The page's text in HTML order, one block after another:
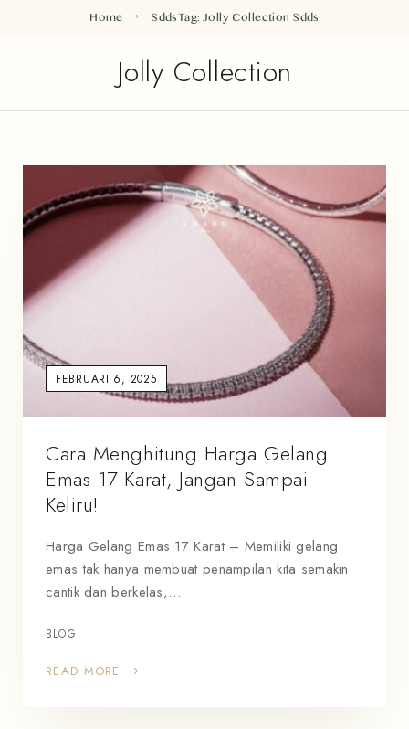
Home Sdds Tag: Jolly Collection Sdds
Jolly Collection
FEBRUARI 6, 2025
Cara Menghitung Harga Gelang
Emas 17 Karat, Jangan Sampai
Keliru!
Harga Gelang Emas 17 Karat – Memiliki gelang
emas tak hanya membuat penampilan kita semakin
cantik dan berkelas,…
BLOG
READ MORE